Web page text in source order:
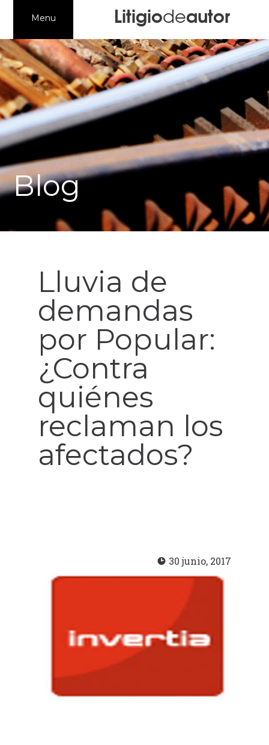
Litigiodeautor
Menu
Artesanía Legal
Pablo Franquet
Medios
Casación
Testimonios
Contacto
Blog
Lluvia de
demandas
por Popular:
¿Contra
quiénes
reclaman los
afectados?
30 junio, 2017